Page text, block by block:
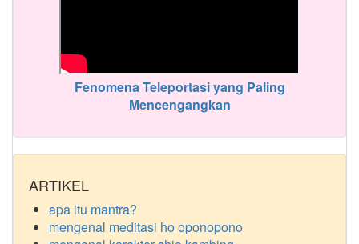
Fenomena Teleportasi yang Paling
Mencengangkan
ARTIKEL
apa itu mantra?
mengenal meditasi ho oponopono